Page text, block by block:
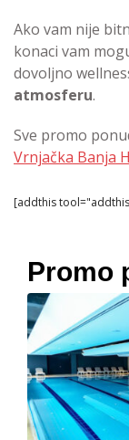
Ako vam nije
konaci vam
dovoljno
atmosferu.
Sve promo
Vrnjačka Banja
[addthis
Promo